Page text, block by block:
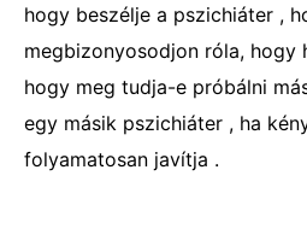
hogy beszélje a pszichiáter ,
megbizonyosodjon róla, hogy
hogy meg tudja-e próbálni
egy másik pszichiáter , ha
folyamatosan javítja .